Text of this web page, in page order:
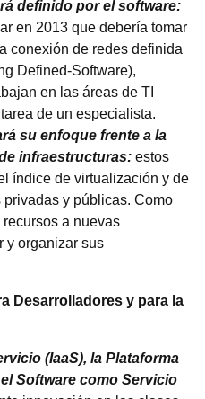
definido por el software:
en 2013 que debería tomar
conexión de redes definida
Defined-Software),
en las áreas de TI
de un especialista.
su enfoque frente a la
infraestructuras: estos
índice de virtualización y de
y públicas. Como
a nuevas
y organizar sus
Desarrolladores y para la
(IaaS), la Plataforma
Software como Servicio